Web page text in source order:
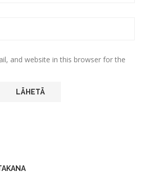
and website in this browser for the